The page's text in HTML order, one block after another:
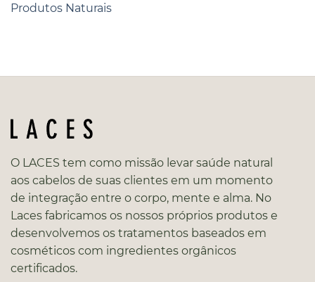
Produtos Naturais
O LACES tem como missão levar saúde natural
aos cabelos de suas clientes em um momento
de integração entre o corpo, mente e alma. No
Laces fabricamos os nossos próprios produtos e
desenvolvemos os tratamentos baseados em
cosméticos com ingredientes orgânicos
certificados.